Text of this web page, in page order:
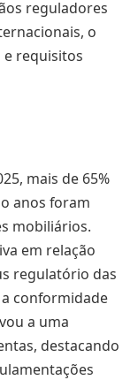
reguladores
o
e requisitos
mais de 65%
anos foram
mobiliários.
em relação
regulatório das
conformidade
a uma
destacando